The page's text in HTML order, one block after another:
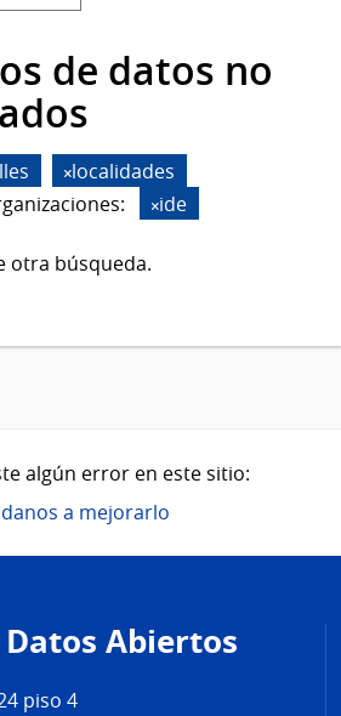
de datos no
localidades
ide
otra búsqueda.
algún error en este sitio:
a mejorarlo
Abiertos
piso 4